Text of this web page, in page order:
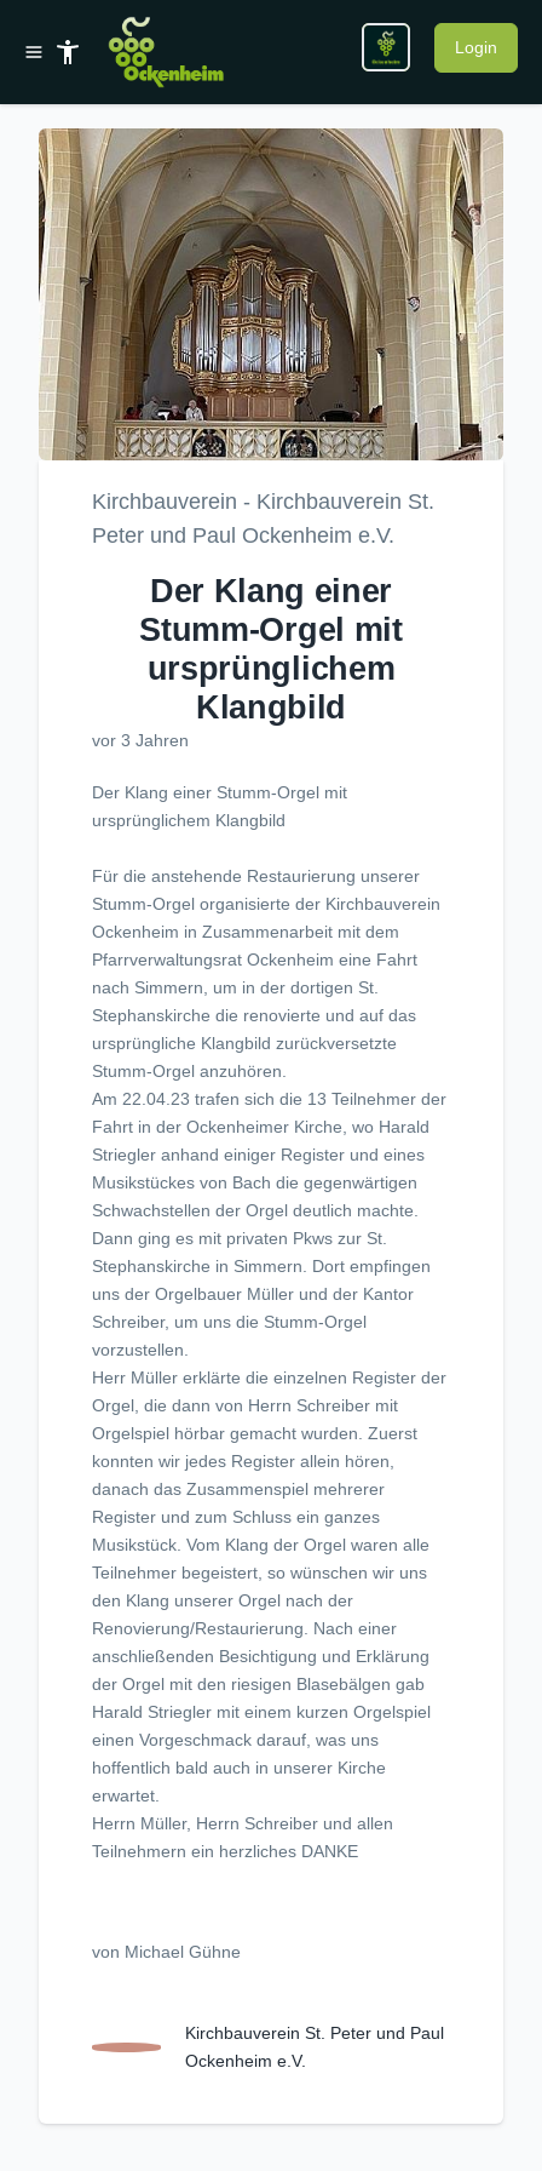
Login
Kirchbauverein - Kirchbauverein St.
Peter und Paul Ockenheim e.V.
Der Klang einer
Stumm-Orgel mit
ursprünglichem
Klangbild
vor 3 Jahren
Der Klang einer Stumm-Orgel mit
ursprünglichem Klangbild
Für die anstehende Restaurierung unserer
Stumm-Orgel organisierte der Kirchbauverein
Ockenheim in Zusammenarbeit mit dem
Pfarrverwaltungsrat Ockenheim eine Fahrt
nach Simmern, um in der dortigen St.
Stephanskirche die renovierte und auf das
ursprüngliche Klangbild zurückversetzte
Stumm-Orgel anzuhören.
Am 22.04.23 trafen sich die 13 Teilnehmer der
Fahrt in der Ockenheimer Kirche, wo Harald
Striegler anhand einiger Register und eines
Musikstückes von Bach die gegenwärtigen
Schwachstellen der Orgel deutlich machte.
Dann ging es mit privaten Pkws zur St.
Stephanskirche in Simmern. Dort empfingen
uns der Orgelbauer Müller und der Kantor
Schreiber, um uns die Stumm-Orgel
vorzustellen.
Herr Müller erklärte die einzelnen Register der
Orgel, die dann von Herrn Schreiber mit
Orgelspiel hörbar gemacht wurden. Zuerst
konnten wir jedes Register allein hören,
danach das Zusammenspiel mehrerer
Register und zum Schluss ein ganzes
Musikstück. Vom Klang der Orgel waren alle
Teilnehmer begeistert, so wünschen wir uns
den Klang unserer Orgel nach der
Renovierung/Restaurierung. Nach einer
anschließenden Besichtigung und Erklärung
der Orgel mit den riesigen Blasebälgen gab
Harald Striegler mit einem kurzen Orgelspiel
einen Vorgeschmack darauf, was uns
hoffentlich bald auch in unserer Kirche
erwartet.
Herrn Müller, Herrn Schreiber und allen
Teilnehmern ein herzliches DANKE
von Michael Gühne
Kirchbauverein St. Peter und Paul
Ockenheim e.V.